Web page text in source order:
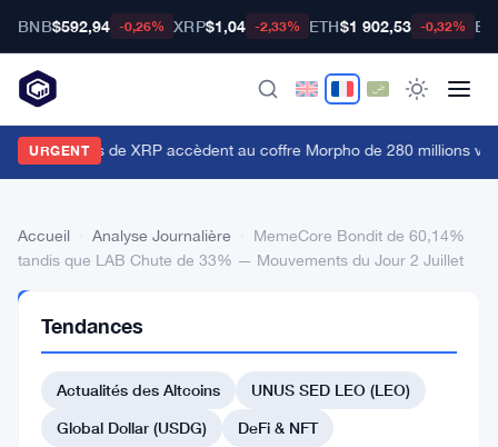
BNB$592,94 -0,26% XRP$1,04 -2,33% ETH$1 902,53 -0,32%
URGENT
détenteurs de XRP accèdent au coffre Morpho de 280 millions via
Accueil Analyse Journalière
MemeCore Bondit de 60,14%
tandis que LAB Chute de 33% — Mouvements du Jour 2 Juillet
JOURNALIÈRE
Bondit
Tendances
Actualités des Altcoins
UNUS SED LEO (LEO)
Global Dollar (USDG)
DeFi & NFT